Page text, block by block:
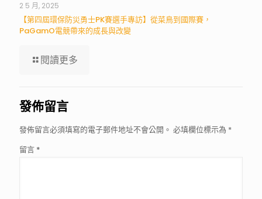
2 5 月, 2025
【第四屆環保防災勇士PK賽選手專訪】從菜鳥到國際賽，
PaGamO電競帶來的成長與改變
閱讀更多
發佈留言
發佈留言必須填寫的電子郵件地址不會公開。 必填欄位標示為 *
留言 *